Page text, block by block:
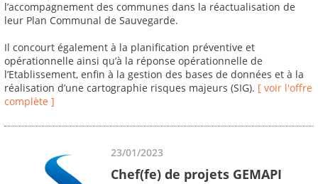
l’accompagnement des communes dans la réactualisation de
leur Plan Communal de Sauvegarde.
Il concourt également à la planification préventive et
opérationnelle ainsi qu’à la réponse opérationnelle de
l’Etablissement, enfin à la gestion des bases de données et à la
réalisation d’une cartographie risques majeurs (SIG). [ voir l'offre
complète ]
23/01/2023
Chef(fe) de projets GEMAPI